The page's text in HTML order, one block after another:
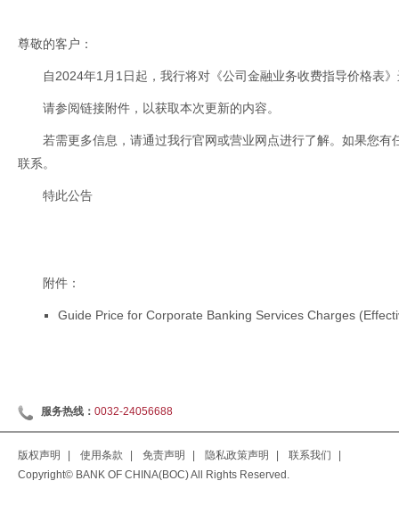
尊敬的客户：
自2024年1月1日起，我行将对《公司金融业务收费指导价格表
请参阅链接附件，以获取本次更新的内容。
若需更多信息，请通过我行官网或营业网点进行了解。如果您
联系。
特此公告
附件：
Guide Price for Corporate Banking Services Charges
服务热线： 0032-24056688
版权声明 使用条款 免责声明 隐私政策声明 联系我们
Copyright© BANK OF CHINA(BOC) All Rights Reserved.